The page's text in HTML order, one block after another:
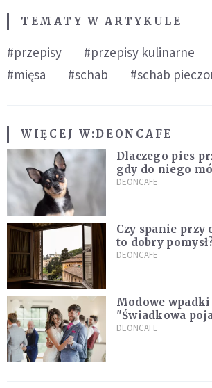
TEMATY W ARTYKULE
#przepisy #przepisy kulinarne
#mięsa
#schab #schab
WIĘCEJ W:DEONCAFE
Dlaczego pies
gdy do niego
Weterynarz
DEONCAFE
Czy spanie
to dobry
zdziwić, co
DEONCAFE
Modowe wpadki
"Świadkowa
czarnej,
DEONCAFE